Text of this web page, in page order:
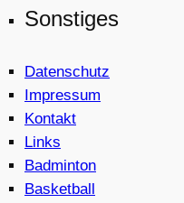
Sonstiges
Datenschutz
Impressum
Kontakt
Links
Badminton
Basketball